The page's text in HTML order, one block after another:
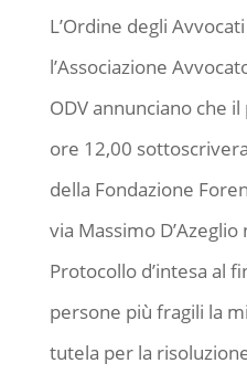
L’Ordine degli
l’Associazione
ODV annunciano che
ore 12,00
della Fondazione
via Massimo D’Azeglio
Protocollo d’intesa al
persone più fragili la
tutela per la